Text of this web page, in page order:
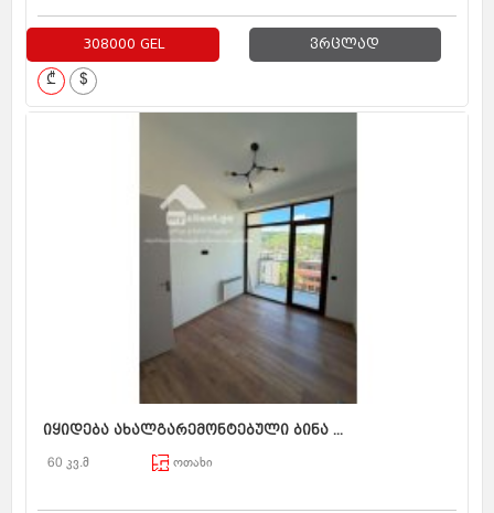
308000 GEL ვრცლად
₾ $
იყიდება ახალგარემონტებული ბინა ...
60 კვ.მ ოთახი